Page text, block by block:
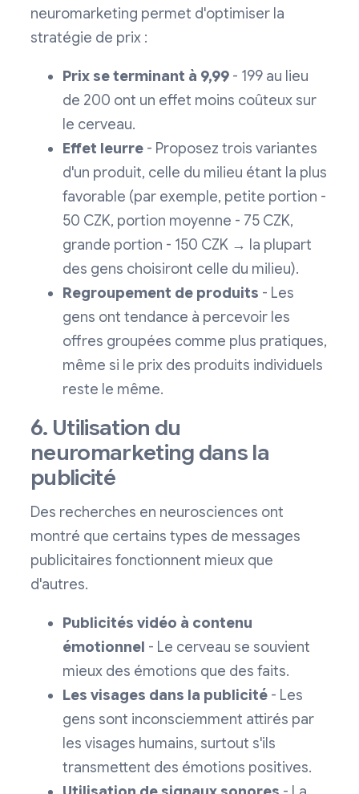
neuromarketing permet d'optimiser la
stratégie de prix :
Prix se terminant à 9,99 - 199 au lieu
de 200 ont un effet moins coûteux sur
le cerveau.
Effet leurre - Proposez trois variantes
d'un produit, celle du milieu étant la plus
favorable (par exemple, petite portion -
50 CZK, portion moyenne - 75 CZK,
grande portion - 150 CZK → la plupart
des gens choisiront celle du milieu).
Regroupement de produits - Les
gens ont tendance à percevoir les
offres groupées comme plus pratiques,
même si le prix des produits individuels
reste le même.
6. Utilisation du
neuromarketing dans la
publicité
Des recherches en neurosciences ont
montré que certains types de messages
publicitaires fonctionnent mieux que
d'autres.
Publicités vidéo à contenu
émotionnel - Le cerveau se souvient
mieux des émotions que des faits.
Les visages dans la publicité - Les
gens sont inconsciemment attirés par
les visages humains, surtout s'ils
transmettent des émotions positives.